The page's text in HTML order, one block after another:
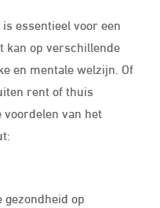
essentieel voor een
kan op verschillende
en mentale welzijn. Of
rent of thuis
van het
op